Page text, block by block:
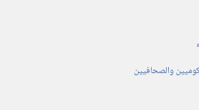
والصحافيين